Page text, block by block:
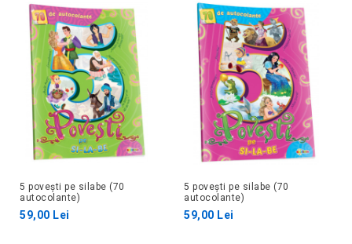
5 povești pe silabe (70
autocolante)
59,00 Lei
5 povești pe silabe (70
autocolante)
59,00 Lei